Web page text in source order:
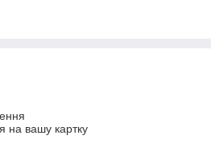
на вашу картку